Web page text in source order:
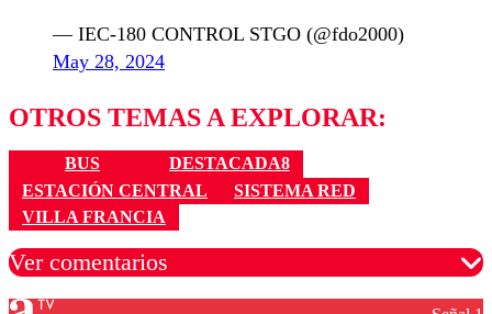
— IEC-180 CONTROL STGO (@fdo2000)
May 28, 2024
OTROS TEMAS A EXPLORAR:
BUS
DESTACADA8
ESTACIÓN CENTRAL
SISTEMA RED
VILLA FRANCIA
Ver comentarios